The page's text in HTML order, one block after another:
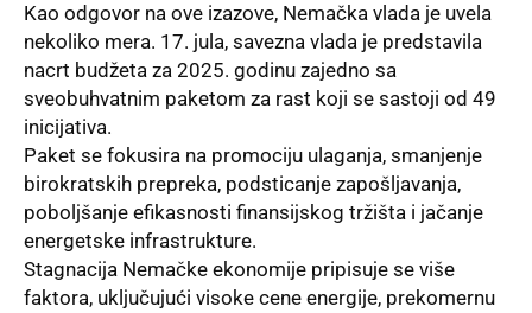
Kao odgovor na ove izazove, Nemačka vlada je uvela
nekoliko mera. 17. jula, savezna vlada je predstavila
nacrt budžeta za 2025. godinu zajedno sa
sveobuhvatnim paketom za rast koji se sastoji od 49
inicijativa.
Paket se fokusira na promociju ulaganja, smanjenje
birokratskih prepreka, podsticanje zapošljavanja,
poboljšanje efikasnosti finansijskog tržišta i jačanje
energetske infrastrukture.
Stagnacija Nemačke ekonomije pripisuje se više
faktora, uključujući visoke cene energije, prekomernu